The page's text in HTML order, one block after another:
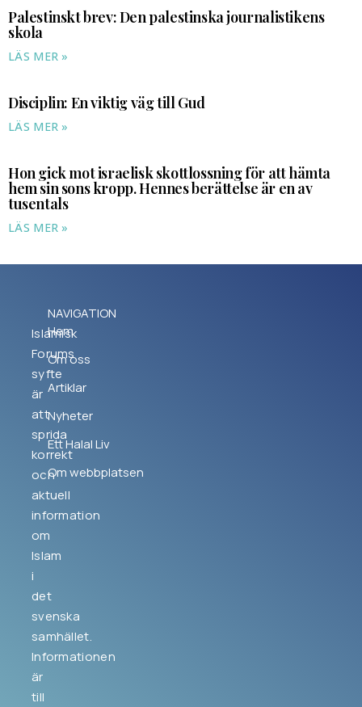
Palestinskt brev: Den palestinska journalistikens
skola
LÄS MER »
Disciplin: En viktig väg till Gud
LÄS MER »
Hon gick mot israelisk skottlossning för att hämta
hem sin sons kropp. Hennes berättelse är en av
tusentals
LÄS MER »
Islamisk
Forums
syfte
är
att
sprida
korrekt
och
aktuell
information
om
Islam
i
det
svenska
samhället.
Informationen
är
till
NAVIGATION
Hem
Om oss
Artiklar
Nyheter
Ett Halal Liv
Om webbplatsen